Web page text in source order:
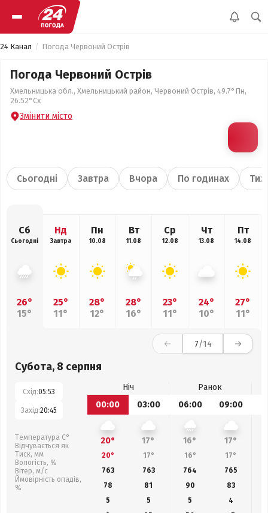
24 Канал Погода Червоний Острів
Погода Червоний Острів
Хмельницька обл., Хмельницький район, Червоний Острів, 49.7°Пн,
26.52°Сх
Змінити місто
Сьогодні Завтра Вчора По годинах
Сб
Сьогодні
26°
15°
Нд
Завтра
25°
11°
Пн
10.08
28°
12°
Вт
11.08
28°
16°
Ср
12.08
23°
11°
Чт
13.08
24°
10°
Пт
14.08
27°
11°
7/14
Субота, 8 серпня
Схід:05:53
Захід:20:45
Температура С°
Відчувається як
Тиск, мм
Вологість, %
Вітер, м/с
Ймовірність опадів,
%
Ніч
Ранок
00:00
03:00 06:00 09:00
20° 17° 16° 17°
20° 17° 16° 17°
763
763 764 765
78
81 90 83
5
5 5
4